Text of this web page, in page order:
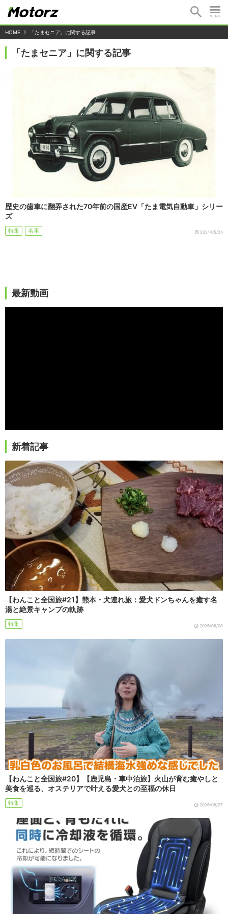
HOME 「たまセニア」に関する記事
「たまセニア」に関する記事
歴史の歯車に翻弄された70年前の国産EV「たま電気自動車」シリー
ズ
特集 名車 2021/05/24
最新動画
新着記事
【わんこと全国旅#21】熊本・犬連れ旅：愛犬ドンちゃんを癒す名
湯と絶景キャンプの軌跡
特集 2026/08/08
【わんこと全国旅#20】【鹿児島・車中泊旅】火山が育む癒やしと
美食を巡る、オステリアで叶える愛犬との至福の休日
特集 2026/08/07